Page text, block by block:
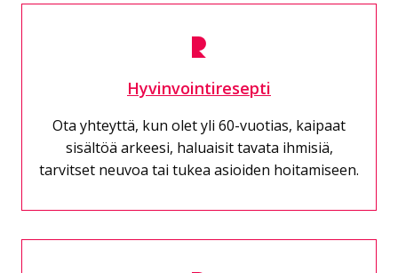
Hyvinvointiresepti
Ota yhteyttä, kun olet yli 60-vuotias, kaipaat
sisältöä arkeesi, haluaisit tavata ihmisiä,
tarvitset neuvoa tai tukea asioiden hoitamiseen.